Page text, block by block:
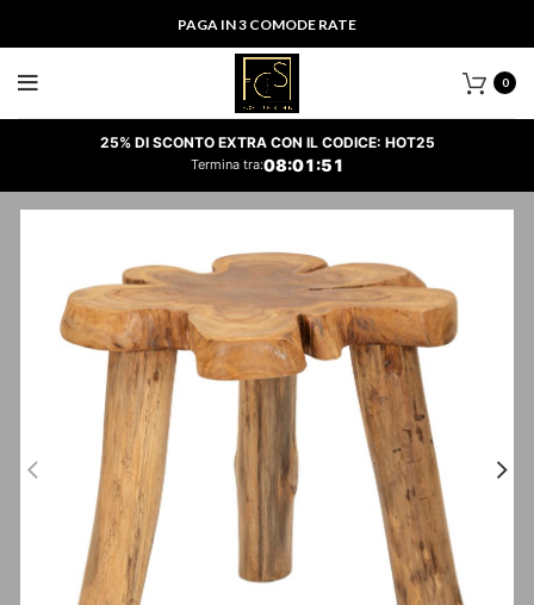
PAGA IN 3 COMODE RATE
0
25% DI SCONTO EXTRA CON IL CODICE: HOT25
Termina tra:08:01:50